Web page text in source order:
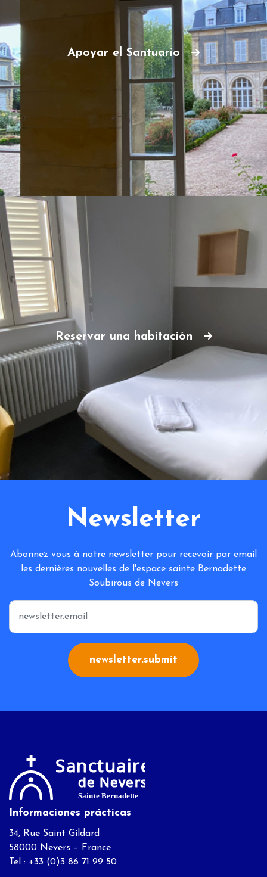
Apoyar el Santuario
Reservar una habitación
Newsletter
Abonnez vous à notre newsletter pour recevoir par email
les dernières nouvelles de l'espace sainte Bernadette
Soubirous de Nevers
*
newsletter.submit
Informaciones prácticas
34, Rue Saint Gildard
58000 Nevers – France
Tel : +33 (0)3 86 71 99 50